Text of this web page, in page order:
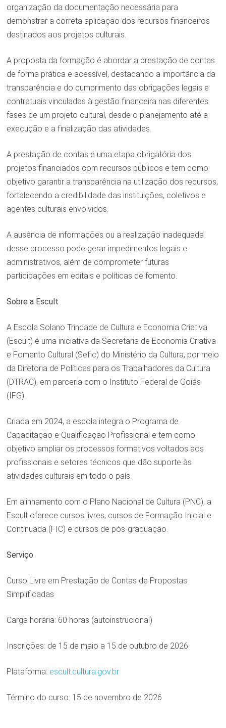
organização da documentação necessária para
demonstrar a correta aplicação dos recursos financeiros
destinados aos projetos culturais.
A proposta da formação é abordar a prestação de contas
de forma prática e acessível, destacando a importância da
transparência e do cumprimento das obrigações legais e
contratuais vinculadas à gestão financeira nas diferentes
fases de um projeto cultural, desde o planejamento até a
execução e a finalização das atividades.
A prestação de contas é uma etapa obrigatória dos
projetos financiados com recursos públicos e tem como
objetivo garantir a transparência na utilização dos recursos,
fortalecendo a credibilidade das instituições, coletivos e
agentes culturais envolvidos.
A ausência de informações ou a realização inadequada
desse processo pode gerar impedimentos legais e
administrativos, além de comprometer futuras
participações em editais e políticas de fomento.
Sobre a Escult
A Escola Solano Trindade de Cultura e Economia Criativa
(Escult) é uma iniciativa da Secretaria de Economia Criativa
e Fomento Cultural (Sefic) do Ministério da Cultura, por meio
da Diretoria de Políticas para os Trabalhadores da Cultura
(DTRAC), em parceria com o Instituto Federal de Goiás
(IFG).
Criada em 2024, a escola integra o Programa de
Capacitação e Qualificação Profissional e tem como
objetivo ampliar os processos formativos voltados aos
profissionais e setores técnicos que dão suporte às
atividades culturais em todo o país.
Em alinhamento com o Plano Nacional de Cultura (PNC), a
Escult oferece cursos livres, cursos de Formação Inicial e
Continuada (FIC) e cursos de pós-graduação.
Serviço
Curso Livre em Prestação de Contas de Propostas
Simplificadas
Carga horária: 60 horas (autoinstrucional)
Inscrições: de 15 de maio a 15 de outubro de 2026
Plataforma: escult.cultura.gov.br
Término do curso: 15 de novembro de 2026